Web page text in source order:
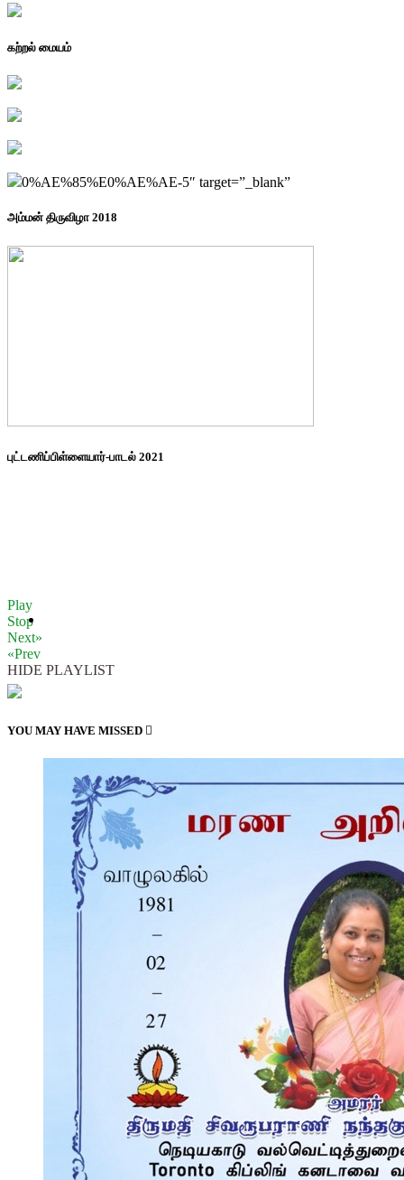
கற்றல் மையம்
0%AE%85%E0%AE%AE-5″ target=”_blank”
அம்மன் திருவிழா 2018
புட்டணிப்பிள்ளையார்-பாடல் 2021
Play
Stop
Next»
«Prev
HIDE PLAYLIST
YOU MAY HAVE MISSED